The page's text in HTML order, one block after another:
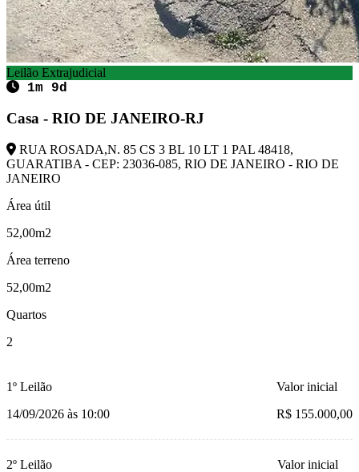
Leilão Extrajudicial
1m 9d
Casa - RIO DE JANEIRO-RJ
RUA ROSADA,N. 85 CS 3 BL 10 LT 1 PAL 48418,
GUARATIBA - CEP: 23036-085, RIO DE JANEIRO - RIO DE
JANEIRO
Área útil
52,00m2
Área terreno
52,00m2
Quartos
2
1º Leilão
14/09/2026 às 10:00
Valor inicial
R$ 155.000,00
2º Leilão
Valor inicial